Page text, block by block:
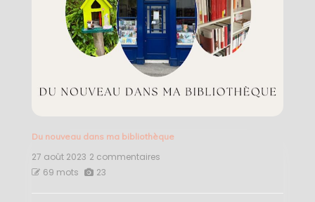
Du nouveau dans ma bibliothèque
27 août 2023 2 commentaires
69 mots 23